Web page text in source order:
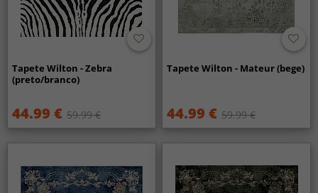
Tapete Wilton - Zebra
(preto/branco)
44.99 € 59.99 €
Tapete Wilton - Mateur (bege)
44.99 € 59.99 €